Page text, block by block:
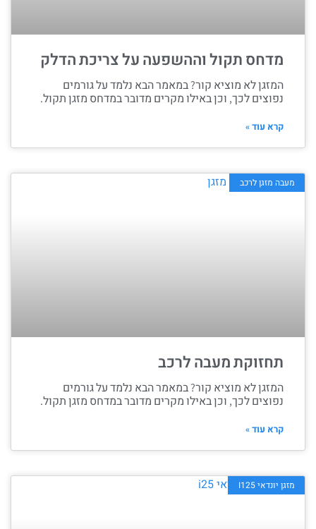
מדחס תקול וההשפעה על צריכת הדלק
המזגן לא מוציא קור? במאמר הבא נלמד על גורמים
נפוצים לכך, וכן באילו מקרים מדובר במדחס מזגן תקול.
קרא עוד »
מעבה מזגן לרכב
תחזוקת מעבה לרכב
המזגן לא מוציא קור? במאמר הבא נלמד על גורמים
נפוצים לכך, וכן באילו מקרים מדובר במדחס מזגן תקול.
קרא עוד »
מזגן יונדאי I125